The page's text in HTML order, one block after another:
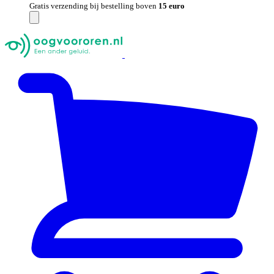
Gratis verzending bij bestelling boven 15 euro